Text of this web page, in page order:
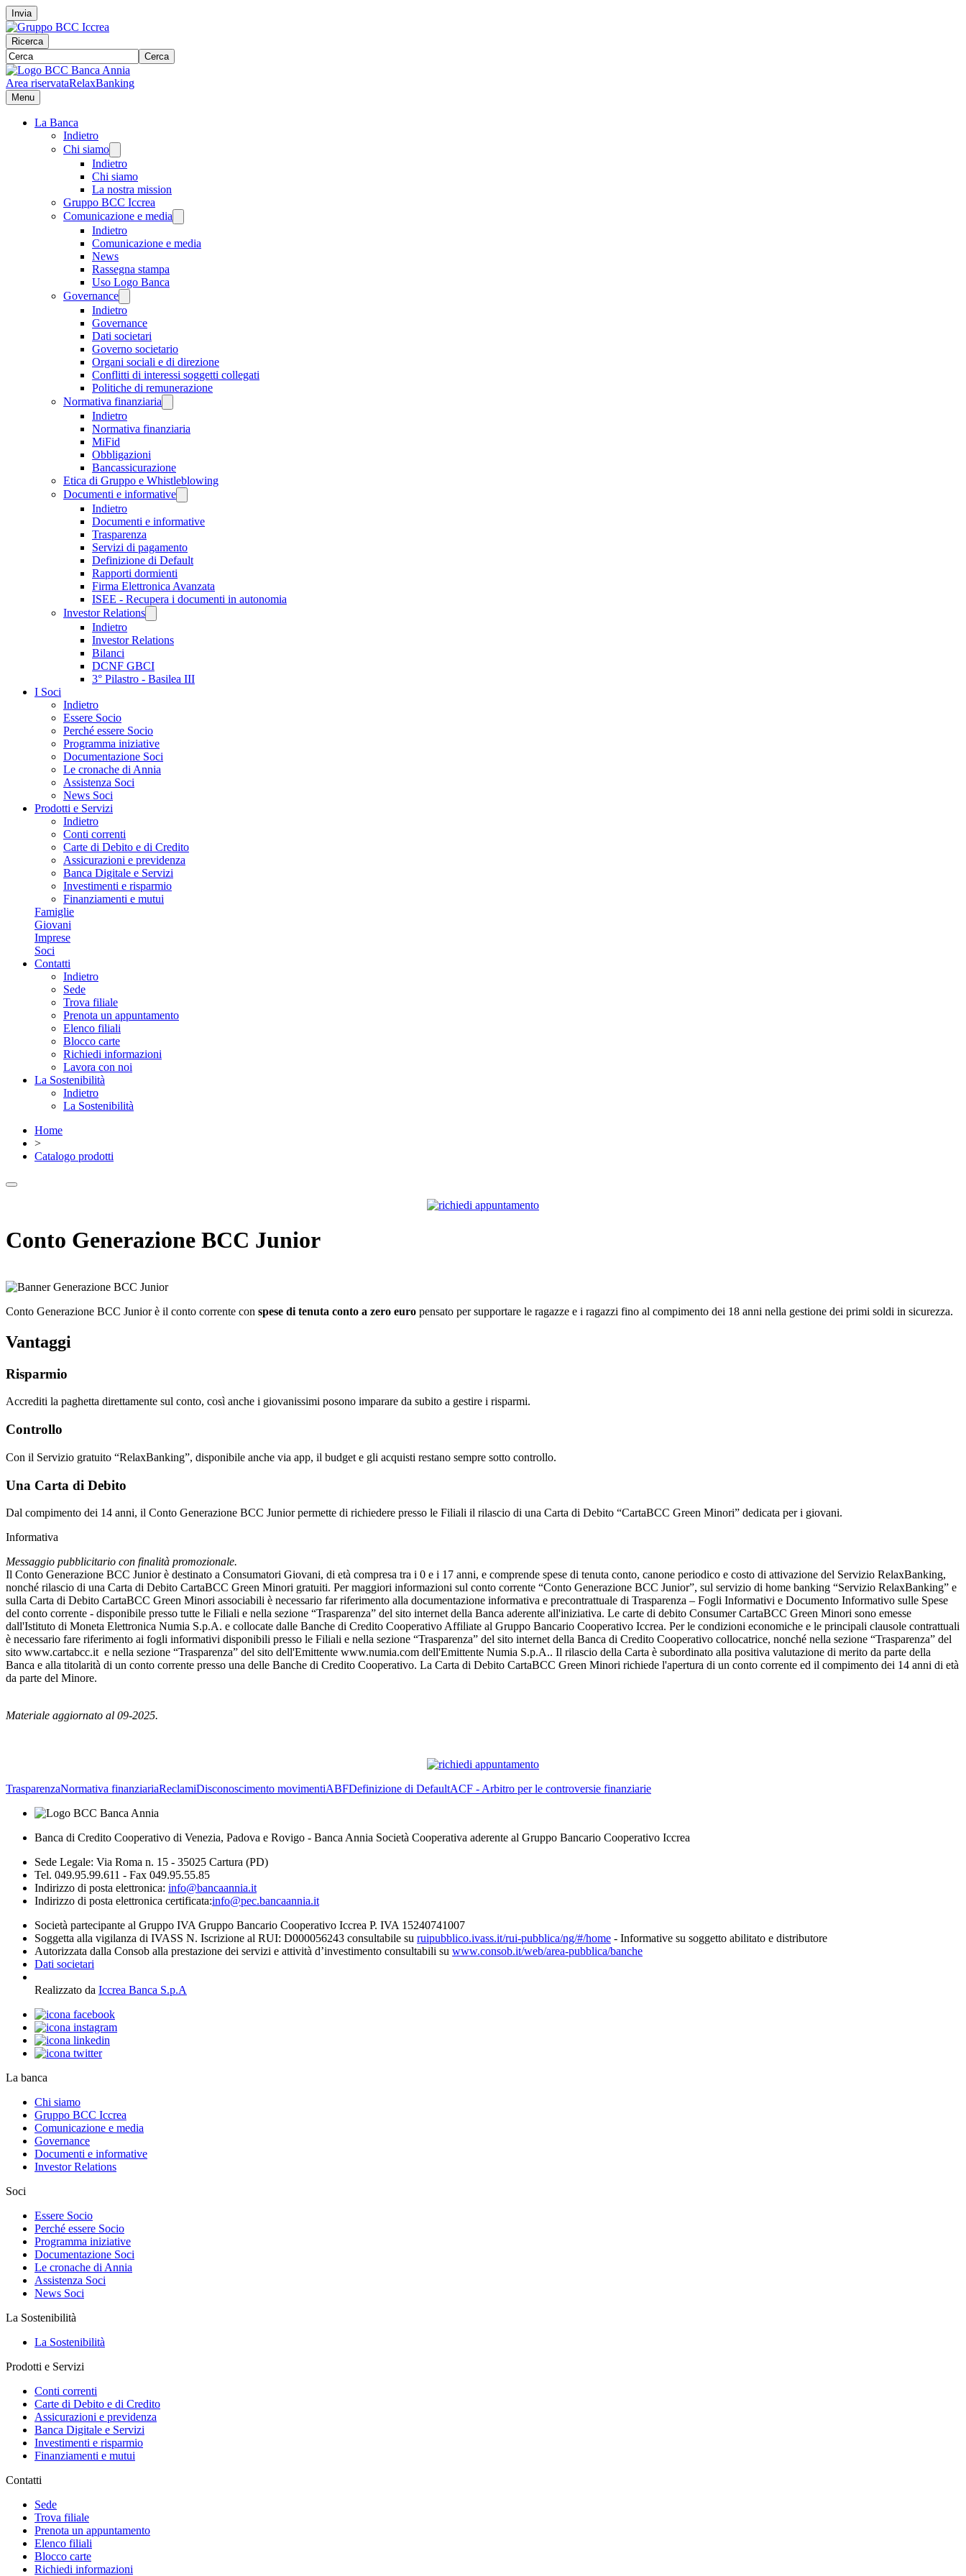
Invia
Ricerca
Cerca
Area riservataRelaxBanking
Menu
La Banca
Indietro
Chi siamo
Indietro
Chi siamo
La nostra mission
Gruppo BCC Iccrea
Comunicazione e media
Indietro
Comunicazione e media
News
Rassegna stampa
Uso Logo Banca
Governance
Indietro
Governance
Dati societari
Governo societario
Organi sociali e di direzione
Conflitti di interessi soggetti collegati
Politiche di remunerazione
Normativa finanziaria
Indietro
Normativa finanziaria
MiFid
Obbligazioni
Bancassicurazione
Etica di Gruppo e Whistleblowing
Documenti e informative
Indietro
Documenti e informative
Trasparenza
Servizi di pagamento
Definizione di Default
Rapporti dormienti
Firma Elettronica Avanzata
ISEE - Recupera i documenti in autonomia
Investor Relations
Indietro
Investor Relations
Bilanci
DCNF GBCI
3° Pilastro - Basilea III
I Soci
Indietro
Essere Socio
Perché essere Socio
Programma iniziative
Documentazione Soci
Le cronache di Annia
Assistenza Soci
News Soci
Prodotti e Servizi
Indietro
Conti correnti
Carte di Debito e di Credito
Assicurazioni e previdenza
Banca Digitale e Servizi
Investimenti e risparmio
Finanziamenti e mutui
Famiglie
Giovani
Imprese
Soci
Contatti
Indietro
Sede
Trova filiale
Prenota un appuntamento
Elenco filiali
Blocco carte
Richiedi informazioni
Lavora con noi
La Sostenibilità
Indietro
La Sostenibilità
Home
>
Catalogo prodotti
Conto Generazione BCC Junior
Conto Generazione BCC Junior è il conto corrente con spese di tenuta conto a zero euro pensato per supportare le ragazze e i ragazzi fino al compimento dei 18 anni nella gestione dei primi soldi in sicurezza.
Vantaggi
Risparmio
Accrediti la paghetta direttamente sul conto, così anche i giovanissimi posono imparare da subito a gestire i risparmi.
Controllo
Con il Servizio gratuito “RelaxBanking”, disponibile anche via app, il budget e gli acquisti restano sempre sotto controllo.
Una Carta di Debito
Dal compimento dei 14 anni, il Conto Generazione BCC Junior permette di richiedere presso le Filiali il rilascio di una Carta di Debito “CartaBCC Green Minori” dedicata per i giovani.
Informativa
Messaggio pubblicitario con finalità promozionale.
Il Conto Generazione BCC Junior è destinato a Consumatori Giovani, di età compresa tra i 0 e i 17 anni, e comprende spese di tenuta conto, canone periodico e costo di attivazione del Servizio RelaxBanking,
nonché rilascio di una Carta di Debito CartaBCC Green Minori gratuiti. Per maggiori informazioni sul conto corrente “Conto Generazione BCC Junior”, sul servizio di home banking “Servizio RelaxBanking” e
sulla Carta di Debito CartaBCC Green Minori associabili è necessario far riferimento alla documentazione informativa e precontrattuale di Trasparenza – Fogli Informativi e Documento Informativo sulle Spese
del conto corrente - disponibile presso tutte le Filiali e nella sezione “Trasparenza” del sito internet della Banca aderente all'iniziativa. Le carte di debito Consumer CartaBCC Green Minori sono emesse
dall'Istituto di Moneta Elettronica Numia S.p.A. e collocate dalle Banche di Credito Cooperativo Affiliate al Gruppo Bancario Cooperativo Iccrea. Per le condizioni economiche e le principali clausole contrattuali
è necessario fare riferimento ai fogli informativi disponibili presso le Filiali e nella sezione “Trasparenza” del sito internet della Banca di Credito Cooperativo collocatrice, nonché nella sezione “Trasparenza” del
sito www.cartabcc.it e nella sezione “Trasparenza” del sito dell'Emittente www.numia.com dell'Emittente Numia S.p.A.. Il rilascio della Carta è subordinato alla positiva valutazione di merito da parte della
Banca e alla titolarità di un conto corrente presso una delle Banche di Credito Cooperativo. La Carta di Debito CartaBCC Green Minori richiede l'apertura di un conto corrente ed il compimento dei 14 anni di età
da parte del Minore.
Materiale aggiornato al 09-2025.
TrasparenzaNormativa finanziariaReclamiDisconoscimento movimentiABFDefinizione di DefaultACF - Arbitro per le controversie finanziarie
Banca di Credito Cooperativo di Venezia, Padova e Rovigo - Banca Annia Società Cooperativa aderente al Gruppo Bancario Cooperativo Iccrea
Sede Legale: Via Roma n. 15 - 35025 Cartura (PD)
Tel. 049.95.99.611 - Fax 049.95.55.85
Indirizzo di posta elettronica: info@bancaannia.it
Indirizzo di posta elettronica certificata:info@pec.bancaannia.it
Società partecipante al Gruppo IVA Gruppo Bancario Cooperativo Iccrea P. IVA 15240741007
Soggetta alla vigilanza di IVASS N. Iscrizione al RUI: D000056243 consultabile su ruipubblico.ivass.it/rui-pubblica/ng/#/home - Informative su soggetto abilitato e distributore
Autorizzata dalla Consob alla prestazione dei servizi e attività d’investimento consultabili su www.consob.it/web/area-pubblica/banche
Dati societari
Realizzato da Iccrea Banca S.p.A
La banca
Chi siamo
Gruppo BCC Iccrea
Comunicazione e media
Governance
Documenti e informative
Investor Relations
Soci
Essere Socio
Perché essere Socio
Programma iniziative
Documentazione Soci
Le cronache di Annia
Assistenza Soci
News Soci
La Sostenibilità
La Sostenibilità
Prodotti e Servizi
Conti correnti
Carte di Debito e di Credito
Assicurazioni e previdenza
Banca Digitale e Servizi
Investimenti e risparmio
Finanziamenti e mutui
Contatti
Sede
Trova filiale
Prenota un appuntamento
Elenco filiali
Blocco carte
Richiedi informazioni